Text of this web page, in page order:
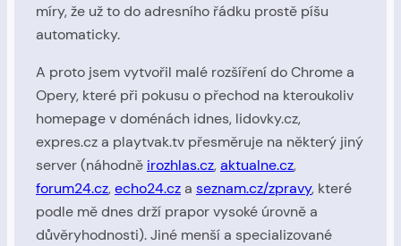
míry, že už to do adresního řádku prostě píšu
automaticky.
A proto jsem vytvořil malé rozšíření do Chrome a
Opery, které při pokusu o přechod na kteroukoliv
homepage v doménách idnes, lidovky.cz,
expres.cz a playtvak.tv přesměruje na některý jiný
server (náhodně irozhlas.cz,aktualne.cz,
forum24.cz,echo24.cza seznam.cz/zpravy, které
podle mě dnes drží prapor vysoké úrovně a
důvěryhodnosti). Jiné menší a specializované